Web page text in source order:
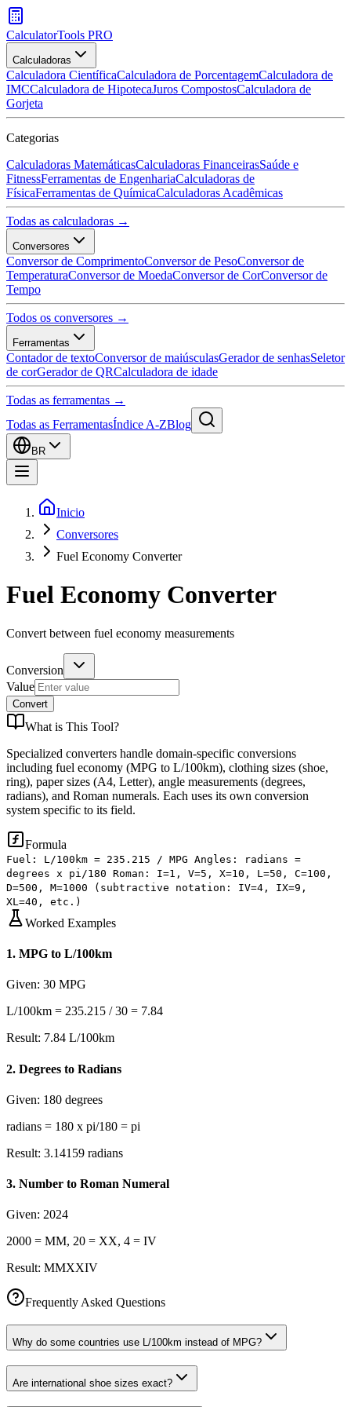
CalculatorTools PRO
Calculadoras
Calculadora CientíficaCalculadora de PorcentagemCalculadora de
IMCCalculadora de HipotecaJuros CompostosCalculadora de
Gorjeta
Categorias
Calculadoras MatemáticasCalculadoras FinanceirasSaúde e
FitnessFerramentas de EngenhariaCalculadoras de
FísicaFerramentas de QuímicaCalculadoras Acadêmicas
Todas as calculadoras →
Conversores
Conversor de ComprimentoConversor de PesoConversor de
TemperaturaConversor de MoedaConversor de CorConversor de
Tempo
Todos os conversores →
Ferramentas
Contador de textoConversor de maiúsculasGerador de senhasSeletor
de corGerador de QRCalculadora de idade
Todas as ferramentas →
Todas as FerramentasÍndice A-ZBlog
BR
Inicio
Conversores
Fuel Economy Converter
Fuel Economy Converter
Convert between fuel economy measurements
Conversion
Value
Convert
What is This Tool?
Specialized converters handle domain-specific conversions
including fuel economy (MPG to L/100km), clothing sizes (shoe,
ring), paper sizes (A4, Letter), angle measurements (degrees,
radians), and Roman numerals. Each uses its own conversion
system specific to its field.
Formula
Fuel: L/100km = 235.215 / MPG Angles: radians =
degrees x pi/180 Roman: I=1, V=5, X=10, L=50, C=100,
D=500, M=1000 (subtractive notation: IV=4, IX=9,
XL=40, etc.)
Worked Examples
1. MPG to L/100km
Given: 30 MPG
L/100km = 235.215 / 30 = 7.84
Result: 7.84 L/100km
2. Degrees to Radians
Given: 180 degrees
radians = 180 x pi/180 = pi
Result: 3.14159 radians
3. Number to Roman Numeral
Given: 2024
2000 = MM, 20 = XX, 4 = IV
Result: MMXXIV
Frequently Asked Questions
Why do some countries use L/100km instead of MPG?
Are international shoe sizes exact?